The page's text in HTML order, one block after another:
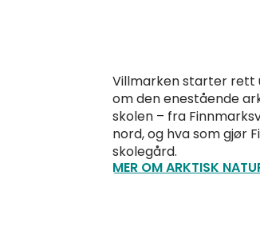
Villmarken starter rett
om den enestående
skolen – fra
nord, og hva som gjør
skolegård.
MER OM ARKTISK